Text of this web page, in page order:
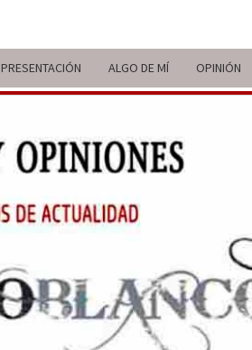
PRESENTACIÓN ALGO DE MÍ OPINIÓN